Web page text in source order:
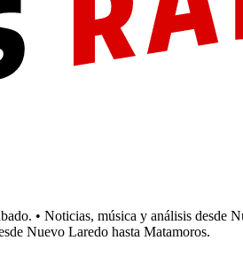
• Noticias, música y análisis desde
Nuevo Laredo hasta Matamoros.